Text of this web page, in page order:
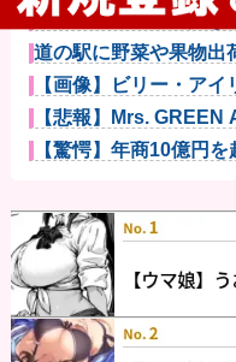
【動画】アメリカ人な
がこちらｗｗ...
道の駅に野菜や果物出
欲しい」とか...
【画像】ビリー・ア
ンスジ...
【悲報】Mrs.
【驚愕】年商10億円